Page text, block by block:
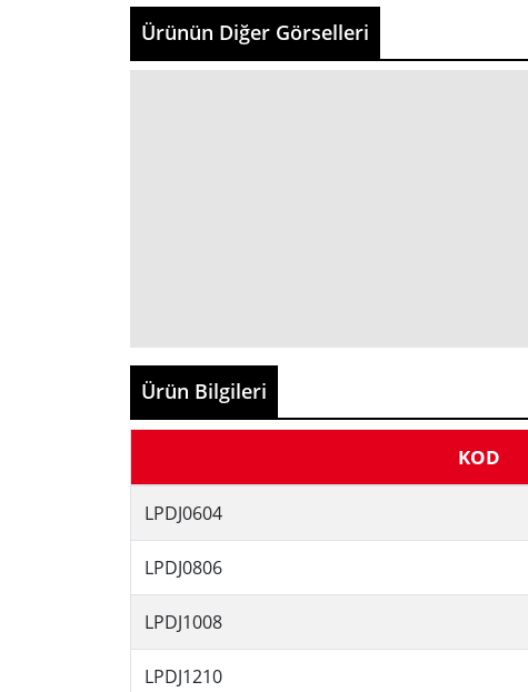
Ürünün Diğer Görselleri
Ürün Bilgileri
KOD
LPDJ0604
LPDJ0806
LPDJ1008
LPDJ1210